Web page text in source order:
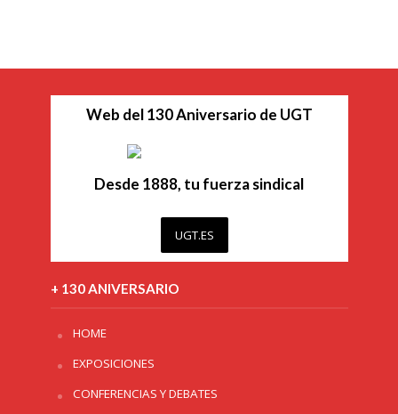
Web del 130 Aniversario de UGT
Desde 1888, tu fuerza sindical
UGT.ES
+ 130 ANIVERSARIO
HOME
EXPOSICIONES
CONFERENCIAS Y DEBATES